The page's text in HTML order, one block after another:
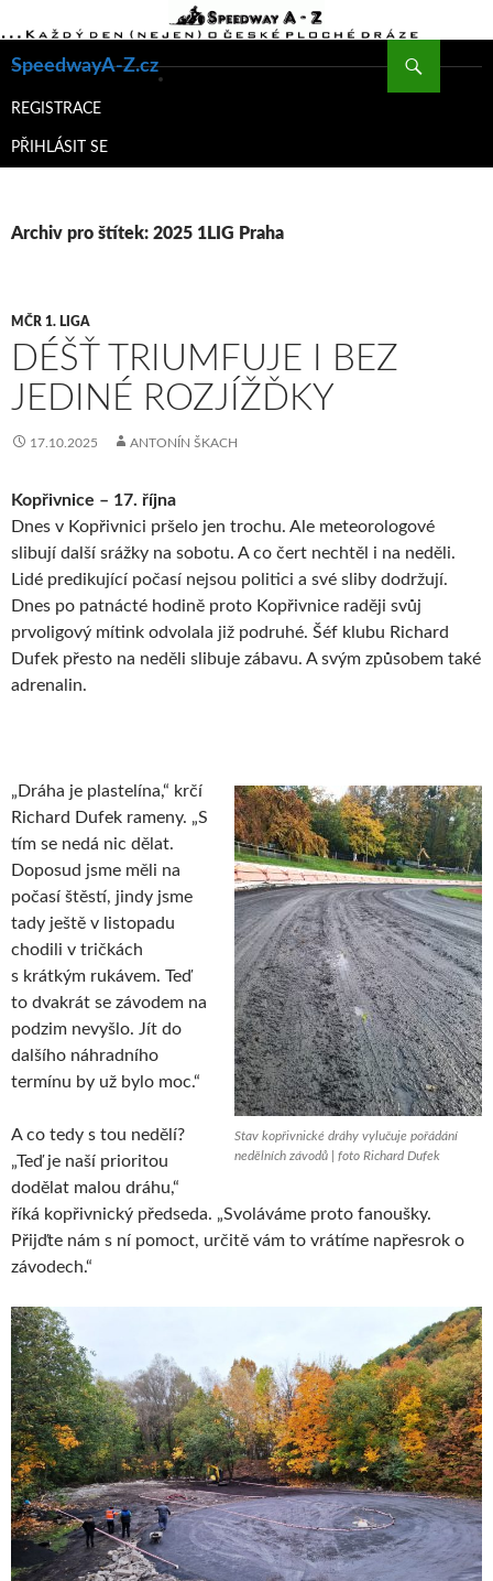
SpeedwayA-Z.cz
K
WEBU
REGISTRACE
PŘIHLÁSIT SE
Archiv pro štítek: 2025 1LIG Praha
MČR 1. LIGA
DÉŠŤ TRIUMFUJE I BEZ
JEDINÉ ROZJÍŽĎKY
17.10.2025 ANTONÍN ŠKACH
Kopřivnice – 17. října
Dnes v Kopřivnici pršelo jen trochu. Ale meteorologové
slibují další srážky na sobotu. A co čert nechtěl i na neděli.
Lidé predikující počasí nejsou politici a své sliby dodržují.
Dnes po patnácté hodině proto Kopřivnice raději svůj
prvoligový mítink odvolala již podruhé. Šéf klubu Richard
Dufek přesto na neděli slibuje zábavu. A svým způsobem také
adrenalin.
Stav kopřivnické dráhy vylučuje pořádání
nedělních závodů | foto Richard Dufek
„Dráha je plastelína,“ krčí
Richard Dufek rameny. „S
tím se nedá nic dělat.
Doposud jsme měli na
počasí štěstí, jindy jsme
tady ještě v listopadu
chodili v tričkách
s krátkým rukávem. Teď
to dvakrát se závodem na
podzim nevyšlo. Jít do
dalšího náhradního
termínu by už bylo moc.“
A co tedy s tou nedělí?
„Teď je naší prioritou
dodělat malou dráhu,“
říká kopřivnický předseda. „Svoláváme proto fanoušky.
Přijďte nám s ní pomoct, určitě vám to vrátíme napřesrok o
závodech.“